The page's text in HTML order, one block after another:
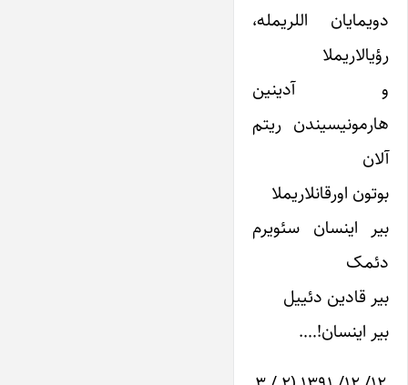
دویمایان اللریمله،
رؤیالاریملا
و آدینین
هارمونیسیندن ریتم
آلان
بوتون اورقانلاریملا
بیر اینسان سئویرم
دئمک
بیر قادین دئییل
بیر اینسان!….